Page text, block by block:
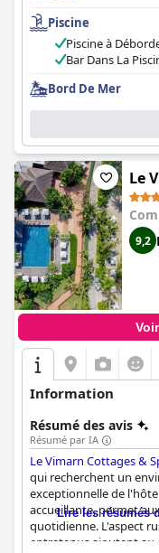
Piscine
Piscine à
Bar Dans La
Bord De Mer
Le
9,2
Information
Résumé des avis
Résumé par IA
Le Vimarn Cottages &
qui recherchent un
exceptionnelle de
accueillante, permet
quotidienne. L'aspect
entretenus ajoutent au
Lire les résumés